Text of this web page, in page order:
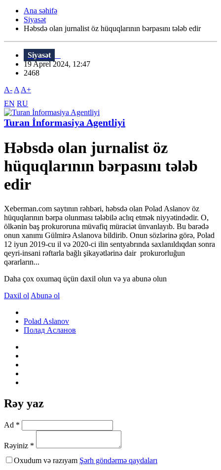
Ana səhifə
Siyasət
Həbsdə olan jurnalist öz hüquqlarının bərpasını tələb edir
Siyasət
19 Aprel 2024, 12:47
2468
A- A A+
EN RU
Turan İnformasiya Agentliyi
Həbsdə olan jurnalist öz
hüquqlarının bərpasını tələb
edir
Xeberman.com saytının rəhbəri, həbsdə olan Polad Aslanov öz
hüquqlarının bərpa olunması tələbilə aclıq etmək niyyətindədir. O,
ölkənin baş prokuroruna müvafiq müraciət ünvanlayıb. Bu barədə
onun xanımı Gülmirə Aslanova bildirib. Onun sözlərinə görə, Polad
12 iyun 2019-cu il və 2020-ci ilin sentyabrında saxlanıldıqdan sonra
qeyri-insani rəftarla bağlı şikayətlərinə dair prokurorluğun
qərarların...
Daha çox oxumaq üçün daxil olun və ya abunə olun
Daxil ol Abunə ol
Polad Aslanov
Полад Асланов
Rəy yaz
Ad *
Rəyiniz *
Oxudum və razıyam Şərh göndərmə qaydaları